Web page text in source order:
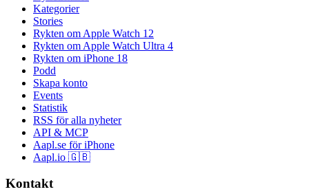
Kategorier
Stories
Rykten om Apple Watch 12
Rykten om Apple Watch Ultra 4
Rykten om iPhone 18
Podd
Skapa konto
Events
Statistik
RSS för alla nyheter
API & MCP
Aapl.se för iPhone
Aapl.io 🇬🇧
Kontakt